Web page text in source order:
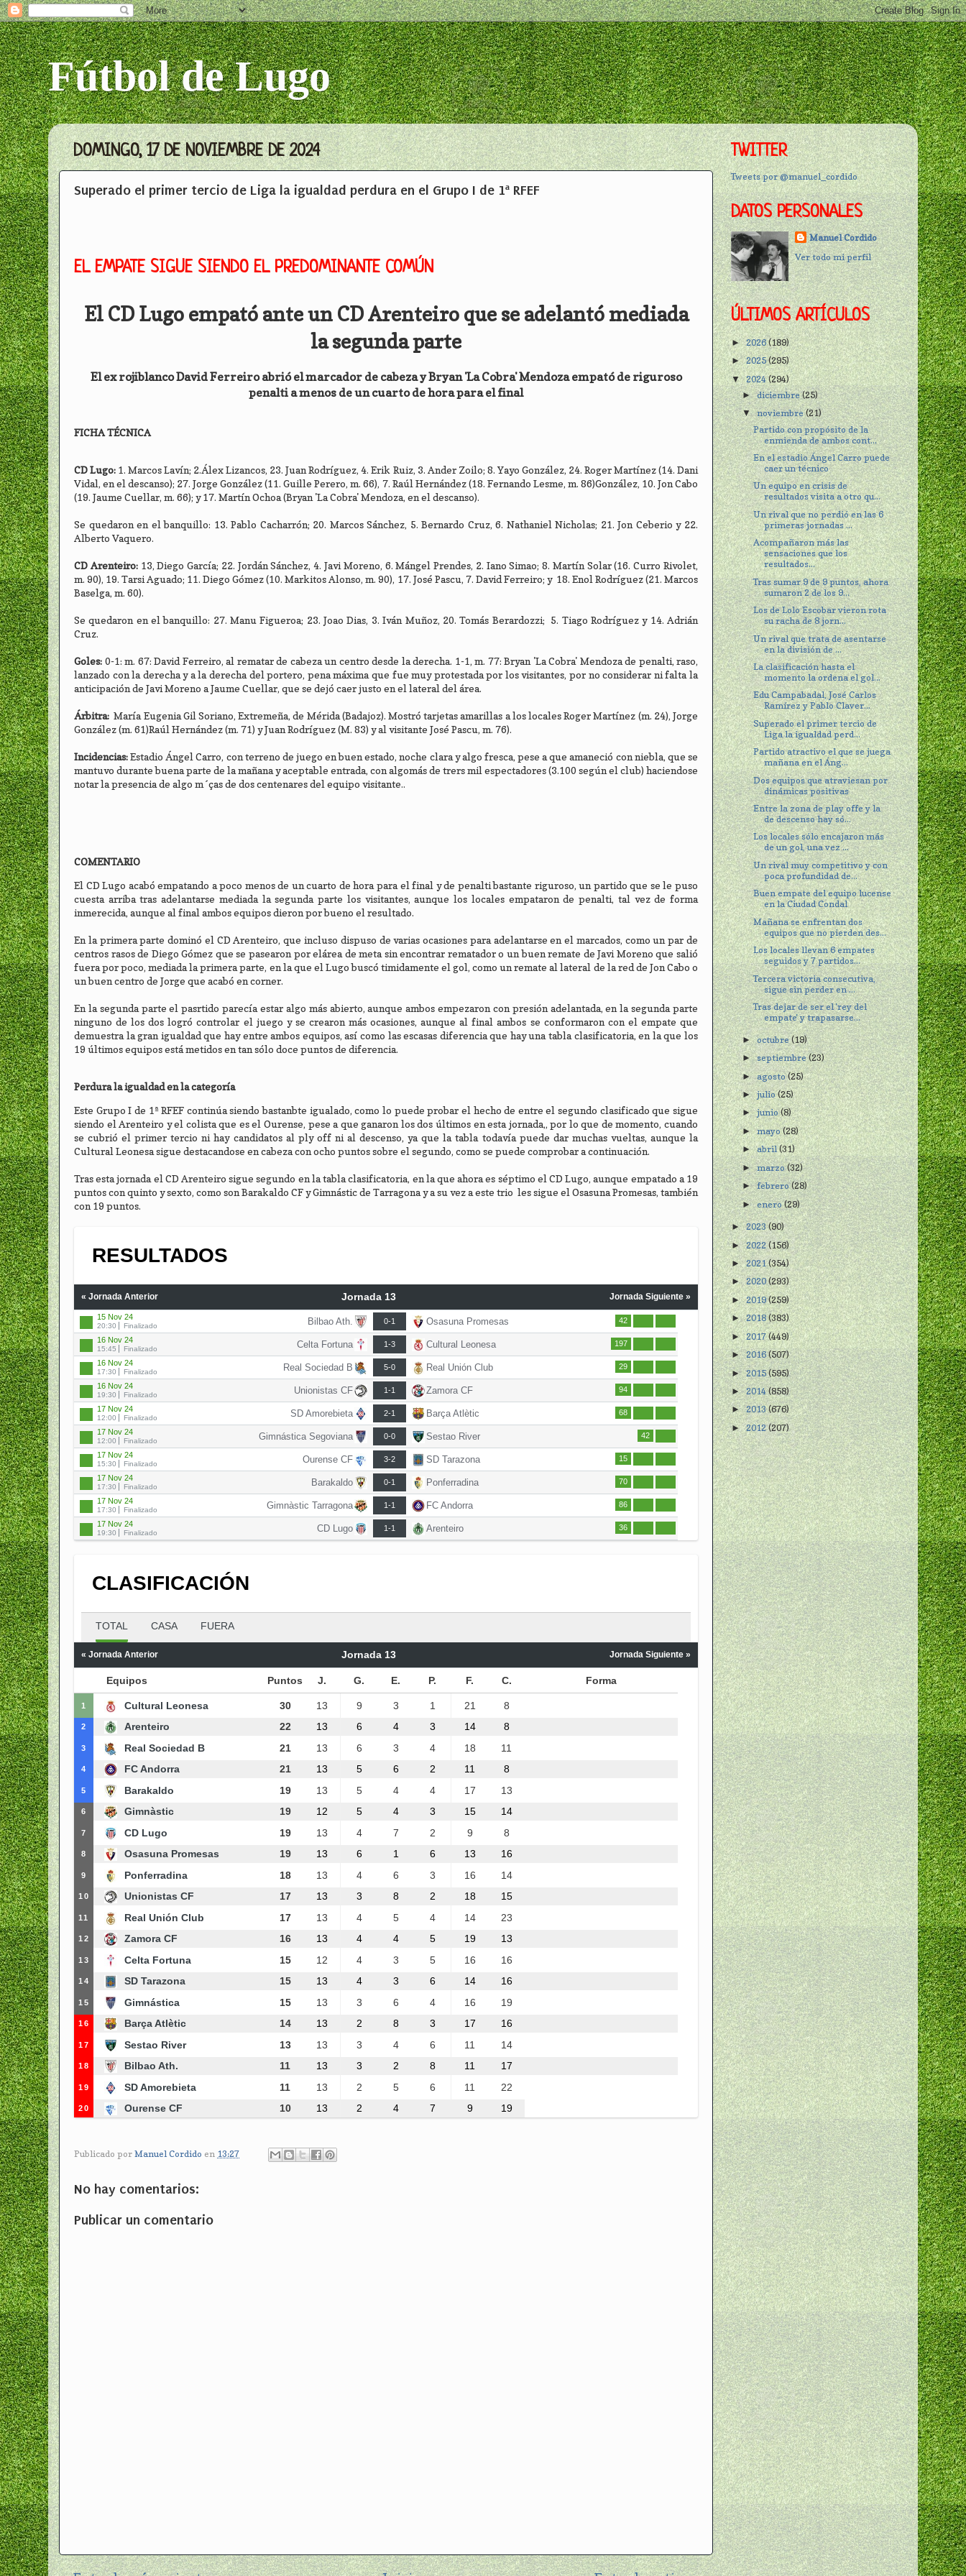
Fútbol de Lugo
DOMINGO, 17 DE NOVIEMBRE DE 2024
Superado el primer tercio de Liga la igualdad perdura en el Grupo I de 1ª RFEF
EL EMPATE SIGUE SIENDO EL PREDOMINANTE COMÚN
El CD Lugo empató ante un CD Arenteiro que se adelantó mediada
la segunda parte
El ex rojiblanco David Ferreiro abrió el marcador de cabeza y Bryan 'La Cobra' Mendoza empató de riguroso
penalti a menos de un cuarto de hora para el final
FICHA TÉCNICA
CD Lugo: 1. Marcos Lavín; 2.Álex Lizancos, 23. Juan Rodríguez, 4. Erik Ruiz, 3. Ander Zoilo; 8. Yayo González, 24. Roger Martínez (14. Dani
Vidal, en el descanso); 27. Jorge González (11. Guille Perero, m. 66), 7. Raúl Hernández (18. Fernando Lesme, m. 86)González, 10. Jon Cabo
(19. Jaume Cuellar, m. 66); y 17. Martín Ochoa (Bryan 'La Cobra' Mendoza, en el descanso).
Se quedaron en el banquillo: 13. Pablo Cacharrón; 20. Marcos Sánchez, 5. Bernardo Cruz, 6. Nathaniel Nicholas; 21. Jon Ceberio y 22.
Alberto Vaquero.
CD Arenteiro: 13, Diego García; 22. Jordán Sánchez, 4. Javi Moreno, 6. Mángel Prendes, 2. Iano Simao; 8. Martín Solar (16. Curro Rivolet,
m. 90), 19. Tarsi Aguado; 11. Diego Gómez (10. Markitos Alonso, m. 90), 17. José Pascu, 7. David Ferreiro; y 18. Enol Rodríguez (21. Marcos
Baselga, m. 60).
Se quedaron en el banquillo: 27. Manu Figueroa; 23. Joao Dias, 3. Iván Muñoz, 20. Tomás Berardozzi; 5. Tiago Rodríguez y 14. Adrián
Cruz.
Goles: 0-1: m. 67: David Ferreiro, al rematar de cabeza un centro desde la derecha. 1-1, m. 77: Bryan 'La Cobra' Mendoza de penalti, raso,
lanzado con la derecha y a la derecha del portero, pena máxima que fue muy protestada por los visitantes, por no considerar ni falta la
anticipación de Javi Moreno a Jaume Cuellar, que se dejó caer justo en el lateral del área.
Árbitra: María Eugenia Gil Soriano, Extremeña, de Mérida (Badajoz). Mostró tarjetas amarillas a los locales Roger Martínez (m. 24), Jorge
González (m. 61)Raúl Hernández (m. 71) y Juan Rodríguez (M. 83) y al visitante José Pascu, m. 76).
Incidencias:Estadio Ángel Carro, con terreno de juego en buen estado, noche clara y algo fresca, pese a que amaneció con niebla, que se
mantuvo durante buena parte de la mañana y aceptable entrada, con algomás de trers mil espectadores (3.100 según el club) haciendose
notar la presencia de algo m´ças de dos centenares del equipo visitante..
COMENTARIO
El CD Lugo acabó empatando a poco menos de un cuarto de hora para el final y de penalti bastante riguroso, un partido que se le puso
cuesta arriba tras adelantarse mediada la segunda parte los visitantes, aunque los locales empataron de penalti, tal vez de forma
inmerecida, aunque al final ambos equipos dieron por bueno el resultado.
En la primera parte dominó el CD Arenteiro, que incluso dispuso de varias ocasiones para adelantarse en el marcados, como un par de
centros rasos de Diego Gómez que se pasearon por elárea de meta sin encontrar rematador o un buen remate de Javi Moreno que salió
fuera por poco, mediada la primera parte, en la que el Lugo buscó timidamente el gol, como un remate al lateral de la red de Jon Cabo o
un buen centro de Jorge que acabó en corner.
En la segunda parte el pasrtido parecía estar algo más abierto, aunque ambos empezaron con presión adelantada, en la segunda parte
ninguno de los dos logró controlar el juego y se crearon más ocasiones, aunque al final ambos se conformaron con el empate que
demuestra la gran igualdad que hay entre ambos equipos, así como las escasas diferencia que hay una tabla clasificatoria, en la que los
19 últimos equipos está metidos en tan sólo doce puntos de diferencia.
Perdura la igualdad en la categoría
Este Grupo I de 1ª RFEF continúa siendo bastanbte igualado, como lo puede probar el hecho de entre el segundo clasificado que sigue
siendo el Arenteiro y el colista que es el Ourense, pese a que ganaron los dos últimos en esta jornada,, por lo que de momento, cuando
se cubrió el primer tercio ni hay candidatos al ply off ni al descenso, ya que la tabla todavía puede dar muchas vueltas, aunque la
Cultural Leonesa sigue destacandose en cabeza con ocho puntos sobre el segundo, como se puede comprobar a continuación.
Tras esta jornada el CD Arenteiro sigue segundo en la tabla clasificatoria, en la que ahora es séptimo el CD Lugo, aunque empatado a 19
puntos con quinto y sexto, como son Barakaldo CF y Gimnástic de Tarragona y a su vez a este trio les sigue el Osasuna Promesas, también
con 19 puntos.
RESULTADOS
« Jornada Anterior Jornada 13 Jornada Siguiente »
15 Nov 24
20:30 Finalizado Bilbao Ath. 0-1 Osasuna Promesas 42
16 Nov 24
15:45 Finalizado Celta Fortuna 1-3 Cultural Leonesa 197
16 Nov 24
17:30 Finalizado Real Sociedad B 5-0 Real Unión Club 29
16 Nov 24
19:30 Finalizado Unionistas CF 1-1 Zamora CF 94
17 Nov 24
12:00 Finalizado SD Amorebieta 2-1 Barça Atlètic 68
17 Nov 24
12:00 Finalizado Gimnástica Segoviana 0-0 Sestao River 42
17 Nov 24
15:30 Finalizado Ourense CF 3-2 SD Tarazona 15
17 Nov 24
17:30 Finalizado Barakaldo 0-1 Ponferradina 70
17 Nov 24
17:30 Finalizado Gimnàstic Tarragona 1-1 FC Andorra 86
17 Nov 24
19:30 Finalizado CD Lugo 1-1 Arenteiro 36
CLASIFICACIÓN
TOTAL CASA FUERA
« Jornada Anterior Jornada 13 Jornada Siguiente »
Equipos Puntos J. G. E. P. F. C. Forma
1 Cultural Leonesa 30 13 9 3 1 21 8
2 Arenteiro 22 13 6 4 3 14 8
3 Real Sociedad B 21 13 6 3 4 18 11
4 FC Andorra 21 13 5 6 2 11 8
5 Barakaldo 19 13 5 4 4 17 13
6 Gimnàstic 19 12 5 4 3 15 14
7 CD Lugo 19 13 4 7 2 9 8
8 Osasuna Promesas 19 13 6 1 6 13 16
9 Ponferradina 18 13 4 6 3 16 14
10 Unionistas CF 17 13 3 8 2 18 15
11 Real Unión Club 17 13 4 5 4 14 23
12 Zamora CF 16 13 4 4 5 19 13
13 Celta Fortuna 15 12 4 3 5 16 16
14 SD Tarazona 15 13 4 3 6 14 16
15 Gimnástica 15 13 3 6 4 16 19
16 Barça Atlètic 14 13 2 8 3 17 16
17 Sestao River 13 13 3 4 6 11 14
18 Bilbao Ath. 11 13 3 2 8 11 17
19 SD Amorebieta 11 13 2 5 6 11 22
20 Ourense CF 10 13 2 4 7 9 19
Publicado por Manuel Cordido en 13:27
No hay comentarios:
Publicar un comentario
TWITTER
Tweets por @manuel_cordido
DATOS PERSONALES
Manuel Cordido
Ver todo mi perfil
ÚLTIMOS ARTÍCULOS
►2026(189)
►2025(295)
▼2024(294)
►diciembre(25)
▼noviembre(21)
Partido con propósito de la
enmienda de ambos cont...
En el estadio Ángel Carro puede
caer un técnico
Un equipo en crisis de
resultados visita a otro qu...
Un rival que no perdió en las 6
primeras jornadas ...
Acompañaron más las
sensaciones que los
resultados...
Tras sumar 9 de 9 puntos, ahora
sumaron 2 de los 9...
Los de Lolo Escobar vieron rota
su racha de 8 jorn...
Un rival que trata de asentarse
en la división de ...
La clasificación hasta el
momento la ordena el gol...
Edu Campabadal, José Carlos
Ramírez y Pablo Claver...
Superado el primer tercio de
Liga la igualdad perd...
Partido atractivo el que se juega
mañana en el Áng...
Dos equipos que atraviesan por
dinámicas positivas
Entre la zona de play offe y la
de descenso hay só...
Los locales sólo encajaron más
de un gol, una vez ...
Un rival muy competitivo y con
poca profundidad de...
Buen empate del equipo lucense
en la Ciudad Condal
Mañana se enfrentan dos
equipos que no pierden des...
Los locales llevan 6 empates
seguidos y 7 partidos...
Tercera victoria consecutiva,
sigue sin perder en ...
Tras dejar de ser el 'rey del
empate' y trapasarse...
►octubre(19)
►septiembre(23)
►agosto(25)
►julio(25)
►junio(8)
►mayo(28)
►abril(31)
►marzo(32)
►febrero(28)
►enero(29)
►2023(90)
►2022(156)
►2021(354)
►2020(293)
►2019(259)
►2018(383)
►2017(449)
►2016(507)
►2015(595)
►2014(858)
►2013(676)
►2012(207)